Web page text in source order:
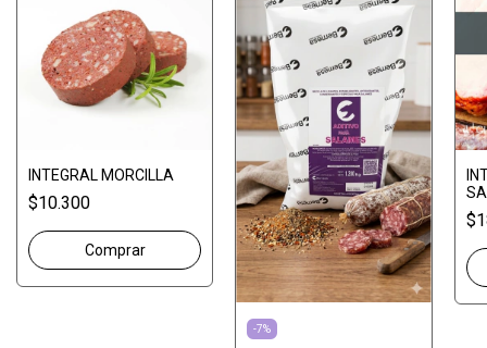
INTEGRAL MORCILLA
$10.300
-7%